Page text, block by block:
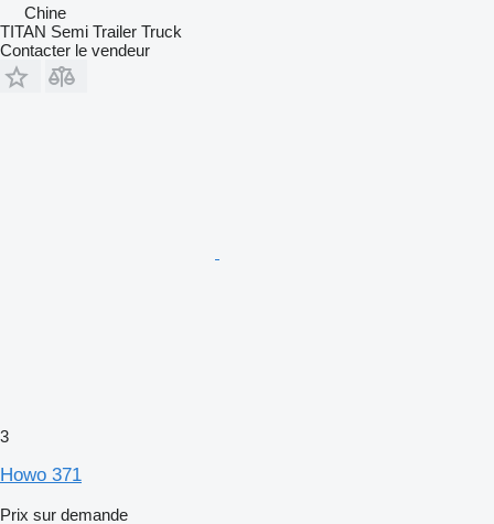
Chine
TITAN Semi Trailer Truck
Contacter le vendeur
3
Howo 371
Prix sur demande